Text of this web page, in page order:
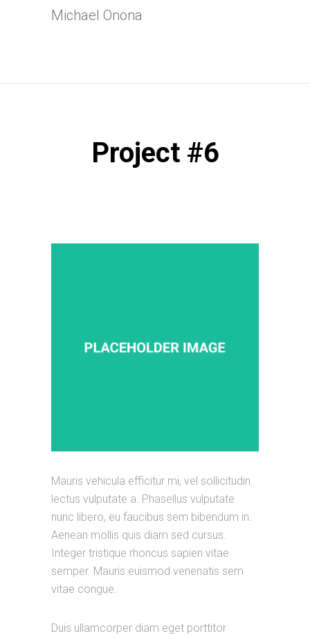
Michael Onona
Project #6
Mauris vehicula efficitur mi, vel sollicitudin
lectus vulputate a. Phasellus vulputate
nunc libero, eu faucibus sem bibendum in.
Aenean mollis quis diam sed cursus.
Integer tristique rhoncus sapien vitae
semper. Mauris euismod venenatis sem
vitae congue.
Duis ullamcorper diam eget porttitor